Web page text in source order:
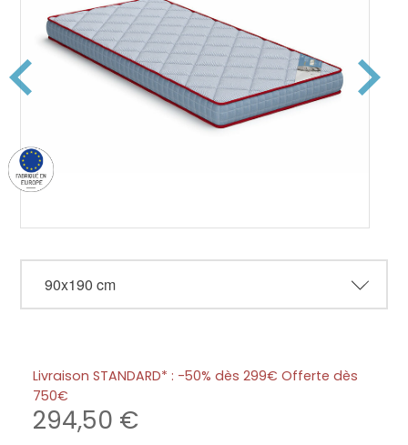
Livraison STANDARD* : -50% dès 299€ Offerte dès
750€
294,50 €